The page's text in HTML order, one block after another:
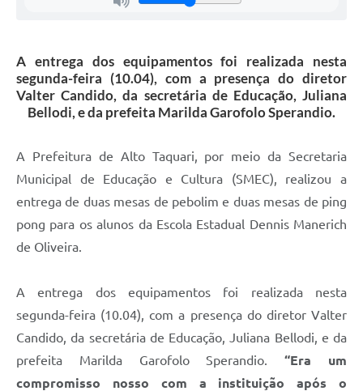
A entrega dos equipamentos foi realizada nesta
segunda-feira (10.04), com a presença do diretor
Valter Candido, da secretária de Educação, Juliana
Bellodi, e da prefeita Marilda Garofolo Sperandio.
A Prefeitura de Alto Taquari, por meio da Secretaria
Municipal de Educação e Cultura (SMEC), realizou a
entrega de duas mesas de pebolim e duas mesas de ping
pong para os alunos da Escola Estadual Dennis Manerich
de Oliveira.
A entrega dos equipamentos foi realizada nesta
segunda-feira (10.04), com a presença do diretor Valter
Candido, da secretária de Educação, Juliana Bellodi, e da
prefeita Marilda Garofolo Sperandio.“Era um
compromisso nosso com a instituição após o